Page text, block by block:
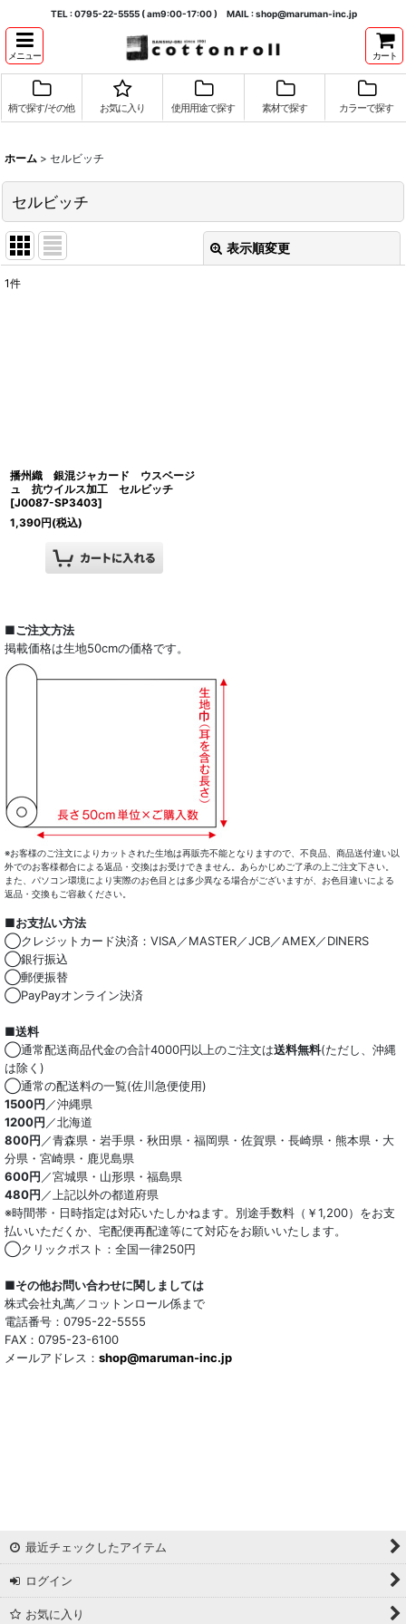
TEL : 0795-22-5555 ( am9:00-17:00 ) MAIL : shop@maruman-inc.jp
メニュー カート
柄で探す/その他 お気に入り 使用用途で探す 素材で探す カラーで探す
ホーム > セルビッチ
セルビッチ
表示順変更
1件
播州織 銀混ジャカード ウスベージ
ュ 抗ウイルス加工 セルビッチ
[J0087-SP3403]
1,390円(税込)
■ご注文方法
掲載価格は生地50cmの価格です。
※お客様のご注文によりカットされた生地は再販売不能となりますので、不良品、商品送付違い以
外でのお客様都合による返品・交換はお受けできません。あらかじめご了承の上ご注文下さい。
また、パソコン環境により実際のお色目とは多少異なる場合がございますが、お色目違いによる
返品・交換もご容赦ください。
■お支払い方法
◯クレジットカード決済：VISA／MASTER／JCB／AMEX／DINERS
◯銀行振込
◯郵便振替
◯PayPayオンライン決済
■送料
◯通常配送商品代金の合計4000円以上のご注文は送料無料(ただし、沖縄
は除く)
◯通常の配送料の一覧(佐川急便使用)
1500円 ／沖縄県
1200円 ／北海道
800円 ／青森県・岩手県・秋田県・福岡県・佐賀県・長崎県・熊本県・大
分県・宮崎県・鹿児島県
600円 ／宮城県・山形県・福島県
480円 ／上記以外の都道府県
※時間帯・日時指定は対応いたしかねます。別途手数料（￥1,200）をお支
払いいただくか、宅配便再配達等にて対応をお願いいたします。
◯クリックポスト：全国一律250円
■その他お問い合わせに関しましては
株式会社丸萬／コットンロール係まで
電話番号：0795-22-5555
FAX：0795-23-6100
メールアドレス： shop@maruman-inc.jp
最近チェックしたアイテム
ログイン
お気に入り